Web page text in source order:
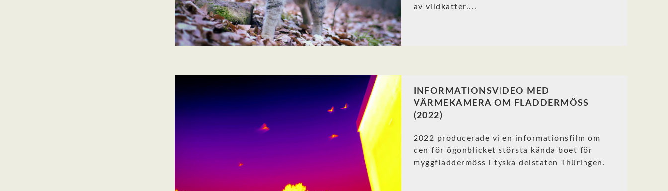
av vildkatter....
INFORMATIONSVIDEO MED
VÄRMEKAMERA OM FLADDERMÖSS
(2022)
2022 producerade vi en informationsfilm om
den för ögonblicket största kända boet för
myggfladdermöss i tyska delstaten Thüringen.